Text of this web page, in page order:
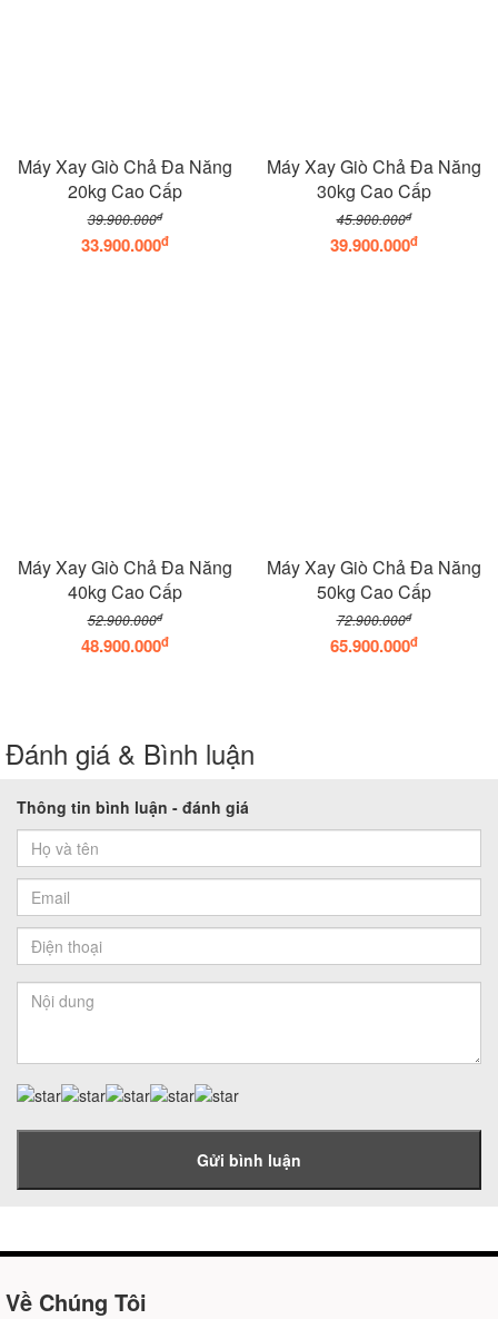
Máy Xay Giò Chả Đa Năng
20kg Cao Cấp
39.900.000đ
33.900.000đ
Máy Xay Giò Chả Đa Năng
30kg Cao Cấp
45.900.000đ
39.900.000đ
Máy Xay Giò Chả Đa Năng
40kg Cao Cấp
52.900.000đ
48.900.000đ
Máy Xay Giò Chả Đa Năng
50kg Cao Cấp
72.900.000đ
65.900.000đ
Đánh giá & Bình luận
Thông tin bình luận - đánh giá
Gửi bình luận
Về Chúng Tôi